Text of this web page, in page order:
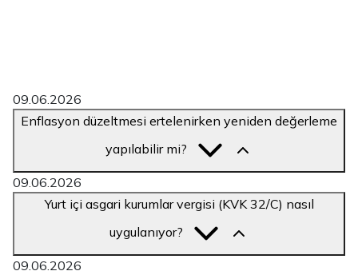
09.06.2026
Enflasyon düzeltmesi ertelenirken yeniden değerleme
yapılabilir mi?
09.06.2026
Yurt içi asgari kurumlar vergisi (KVK 32/C) nasıl
uygulanıyor?
09.06.2026